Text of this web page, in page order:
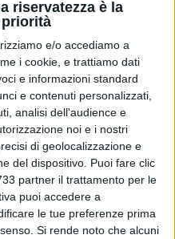
riservatezza è la
e/o accediamo a
i cookie, e trattiamo dati
e informazioni standard
e contenuti personalizzati,
analisi dell'audience e
noi e i nostri
di geolocalizzazione e
del dispositivo. Puoi fare clic
partner il trattamento per le
puoi accedere a
le tue preferenze prima
Si rende noto che alcuni
vanno a Vancouver
il 2018 si apre con
le associazioni: «No
Ministro convochi la filiera»